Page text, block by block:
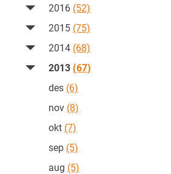
2016 (52)
2015 (75)
2014 (68)
2013 (67)
des (6)
nov (8)
okt (7)
sep (5)
aug (5)